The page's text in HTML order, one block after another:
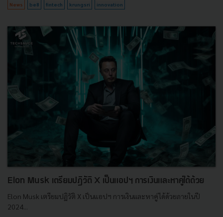
News be8 fintech krungsri innovation
Elon Musk เตรียมปฏิวัติ X เป็นแอปฯ การเงินและหาคู่ได้ด้วย
Elon Musk เตรียมปฏิวัติ X เป็นแอปฯ การเงินและหาคู่ได้ด้วยภายในปี
2024...